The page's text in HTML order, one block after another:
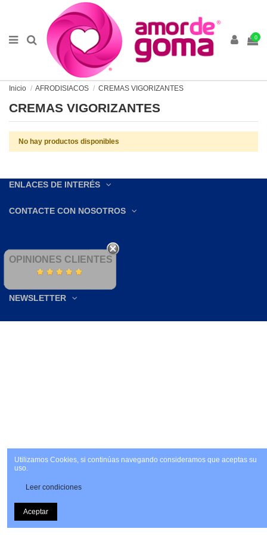
0
Inicio AFRODISIACOS CREMAS VIGORIZANTES
CREMAS VIGORIZANTES
No hay productos disponibles
ENLACES DE INTERÉS
CONTACTE CON NOSOTROS
OPINIONES CLIENTES
NEWSLETTER
Utilizamos Cookies, si continúas navegando consideramos que aceptas su
uso.
Leer condiciones
Aceptar